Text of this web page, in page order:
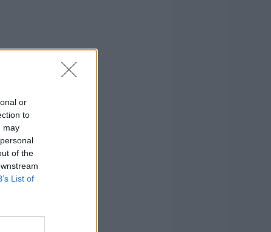
or
to
may
of the
List of